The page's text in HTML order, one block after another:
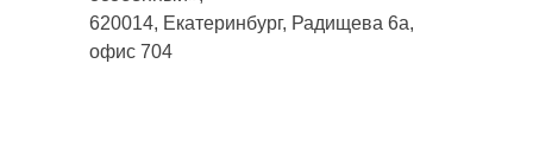
620014, Екатеринбург, Радищева 6а,
офис 704